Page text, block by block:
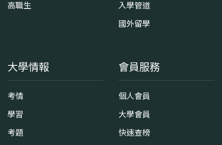
高職生
入學管道
國外留學
大學情報
考情
學習
考題
會員服務
個人會員
大學會員
快速查榜